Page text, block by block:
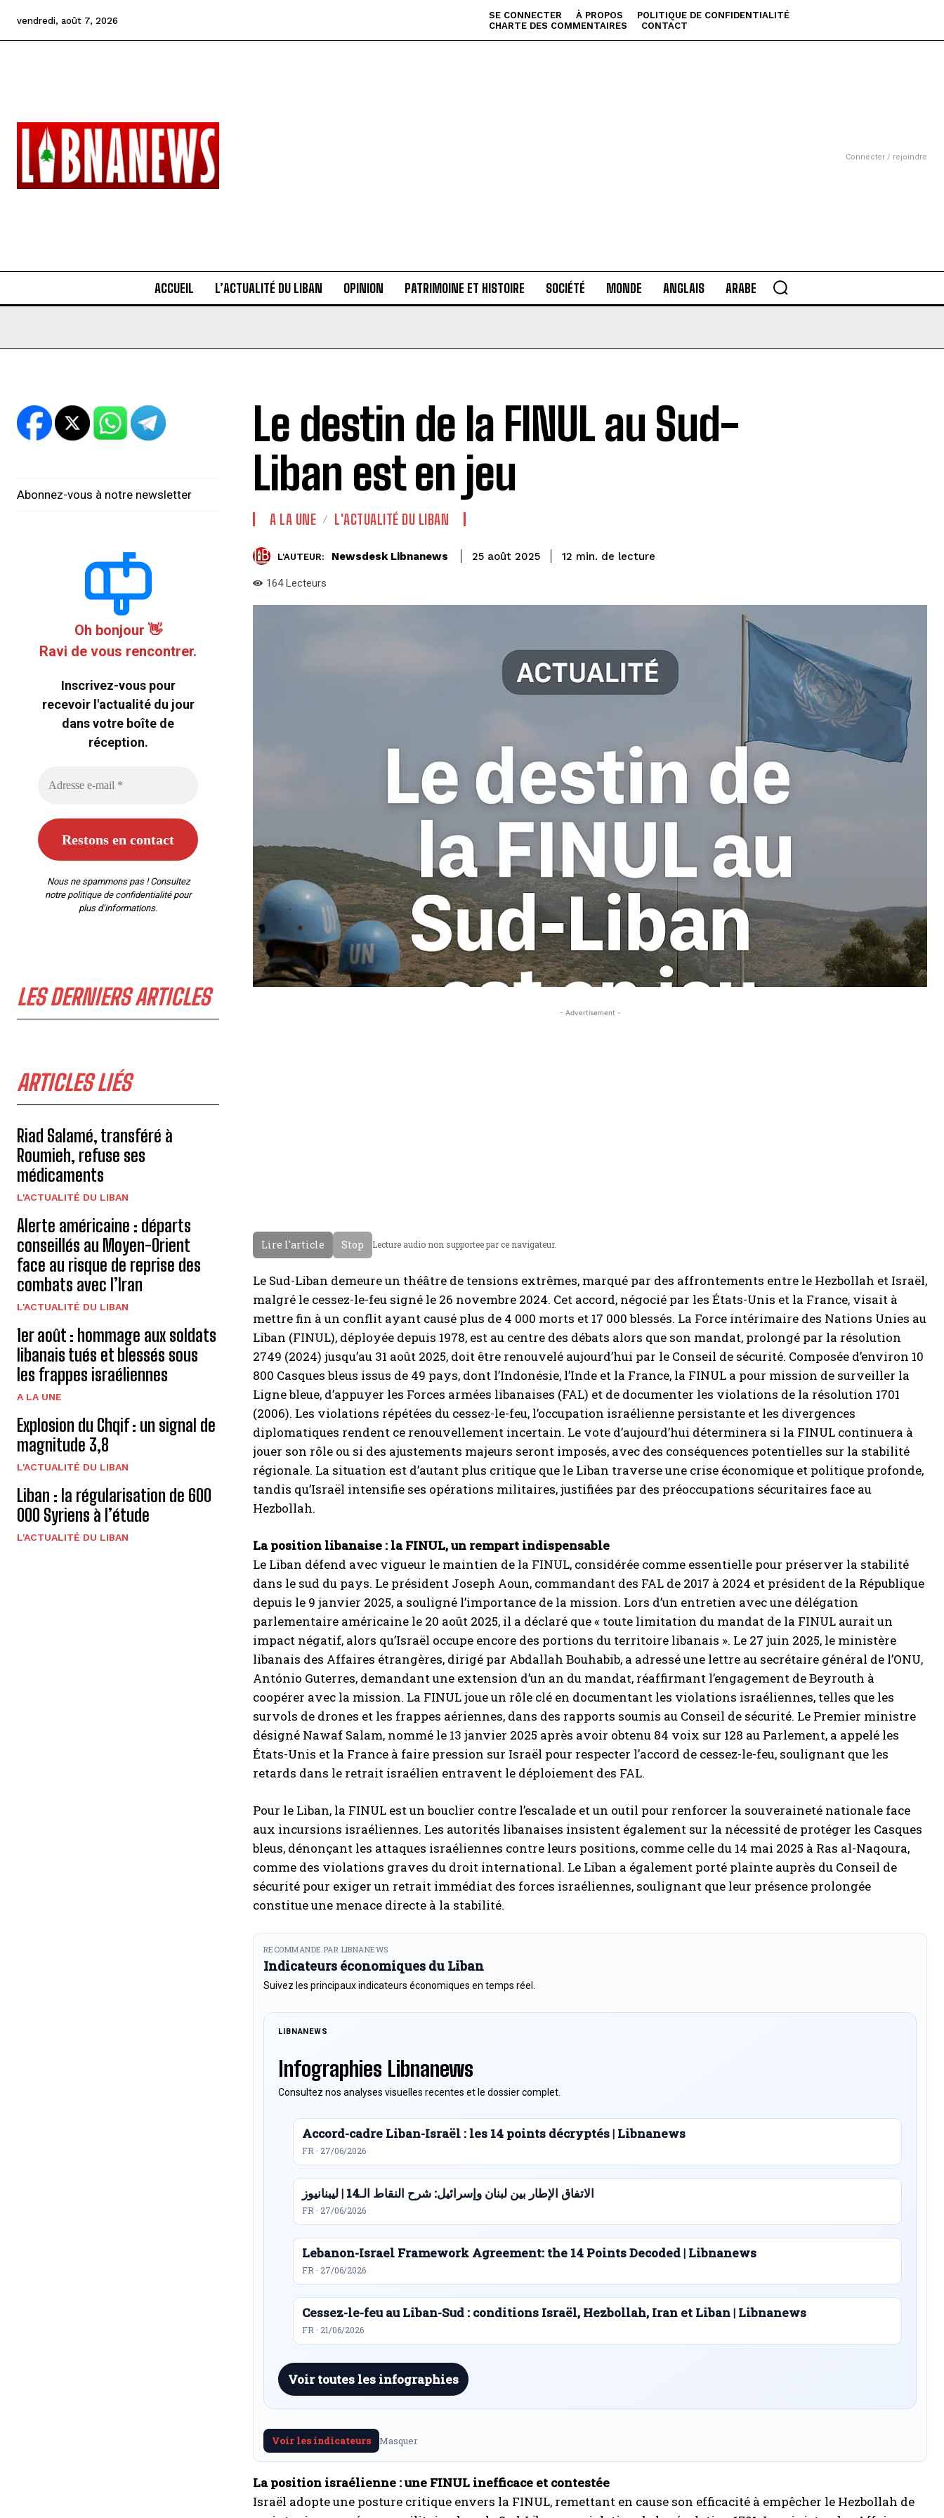
vendredi, août 7, 2026 SE CONNECTER À PROPOS
POLITIQUE DE CONFIDENTIALITÉ
CHARTE DES COMMENTAIRES
CONTACT
Connecter / rejoindre
ACCUEIL L’ACTUALITÉ DU LIBAN OPINION PATRIMOINE ET HISTOIRE SOCIÉTÉ MONDE ANGLAIS ARABE
Abonnez-vous à notre newsletter
Oh bonjour 👋
Ravi de vous rencontrer.
Inscrivez-vous pour
recevoir l'actualité du jour
dans votre boîte de
réception.
Nous ne spammons pas ! Consultez
notre politique de confidentialitépour
plus d’informations.
LES DERNIERS ARTICLES
ARTICLES LIÉS
Riad Salamé, transféré à
Roumieh, refuse ses
médicaments
L'ACTUALITÉ DU LIBAN
Alerte américaine : départs
conseillés au Moyen-Orient
face au risque de reprise des
combats avec l’Iran
L'ACTUALITÉ DU LIBAN
1er août : hommage aux soldats
libanais tués et blessés sous
les frappes israéliennes
A LA UNE
Explosion du Chqif : un signal de
magnitude 3,8
L'ACTUALITÉ DU LIBAN
Liban : la régularisation de 600
000 Syriens à l’étude
L'ACTUALITÉ DU LIBAN
Le destin de la FINUL au Sud-
Liban est en jeu
A LA UNE L'ACTUALITÉ DU LIBAN
L'AUTEUR: Newsdesk Libnanews 25 août 2025 12 min. de lecture
164Lecteurs
- Advertisement -
Lire l'article Stop Lecture audio non supportee par ce navigateur.
Le Sud-Liban demeure un théâtre de tensions extrêmes, marqué par des affrontements entre le Hezbollah et Israël,
malgré le cessez-le-feu signé le 26 novembre 2024. Cet accord, négocié par les États-Unis et la France, visait à
mettre fin à un conflit ayant causé plus de 4 000 morts et 17 000 blessés. La Force intérimaire des Nations Unies au
Liban (FINUL), déployée depuis 1978, est au centre des débats alors que son mandat, prolongé par la résolution
2749 (2024) jusqu’au 31 août 2025, doit être renouvelé aujourd’hui par le Conseil de sécurité. Composée d’environ 10
800 Casques bleus issus de 49 pays, dont l’Indonésie, l’Inde et la France, la FINUL a pour mission de surveiller la
Ligne bleue, d’appuyer les Forces armées libanaises (FAL) et de documenter les violations de la résolution 1701
(2006). Les violations répétées du cessez-le-feu, l’occupation israélienne persistante et les divergences
diplomatiques rendent ce renouvellement incertain. Le vote d’aujourd’hui déterminera si la FINUL continuera à
jouer son rôle ou si des ajustements majeurs seront imposés, avec des conséquences potentielles sur la stabilité
régionale. La situation est d’autant plus critique que le Liban traverse une crise économique et politique profonde,
tandis qu’Israël intensifie ses opérations militaires, justifiées par des préoccupations sécuritaires face au
Hezbollah.
La position libanaise : la FINUL, un rempart indispensable
Le Liban défend avec vigueur le maintien de la FINUL, considérée comme essentielle pour préserver la stabilité
dans le sud du pays. Le président Joseph Aoun, commandant des FAL de 2017 à 2024 et président de la République
depuis le 9 janvier 2025, a souligné l’importance de la mission. Lors d’un entretien avec une délégation
parlementaire américaine le 20 août 2025, il a déclaré que « toute limitation du mandat de la FINUL aurait un
impact négatif, alors qu’Israël occupe encore des portions du territoire libanais ». Le 27 juin 2025, le ministère
libanais des Affaires étrangères, dirigé par Abdallah Bouhabib, a adressé une lettre au secrétaire général de l’ONU,
António Guterres, demandant une extension d’un an du mandat, réaffirmant l’engagement de Beyrouth à
coopérer avec la mission. La FINUL joue un rôle clé en documentant les violations israéliennes, telles que les
survols de drones et les frappes aériennes, dans des rapports soumis au Conseil de sécurité. Le Premier ministre
désigné Nawaf Salam, nommé le 13 janvier 2025 après avoir obtenu 84 voix sur 128 au Parlement, a appelé les
États-Unis et la France à faire pression sur Israël pour respecter l’accord de cessez-le-feu, soulignant que les
retards dans le retrait israélien entravent le déploiement des FAL.
Pour le Liban, la FINUL est un bouclier contre l’escalade et un outil pour renforcer la souveraineté nationale face
aux incursions israéliennes. Les autorités libanaises insistent également sur la nécessité de protéger les Casques
bleus, dénonçant les attaques israéliennes contre leurs positions, comme celle du 14 mai 2025 à Ras al-Naqoura,
comme des violations graves du droit international. Le Liban a également porté plainte auprès du Conseil de
sécurité pour exiger un retrait immédiat des forces israéliennes, soulignant que leur présence prolongée
constitue une menace directe à la stabilité.
RECOMMANDE PAR LIBNANEWS
Indicateurs économiques du Liban
Suivez les principaux indicateurs économiques en temps réel.
LIBNANEWS
Infographies Libnanews
Consultez nos analyses visuelles recentes et le dossier complet.
Accord-cadre Liban-Israël : les 14 points décryptés | Libnanews
FR · 27/06/2026
الاتفاق الإطار بين لبنان وإسرائيل: شرح النقاط الـ14 | ليبنانيوز
FR · 27/06/2026
Lebanon-Israel Framework Agreement: the 14 Points Decoded | Libnanews
FR · 27/06/2026
Cessez-le-feu au Liban-Sud : conditions Israël, Hezbollah, Iran et Liban | Libnanews
FR · 21/06/2026
Voir toutes les infographies
Voir les indicateurs Masquer
La position israélienne : une FINUL inefficace et contestée
Israël adopte une posture critique envers la FINUL, remettant en cause son efficacité à empêcher le Hezbollah de